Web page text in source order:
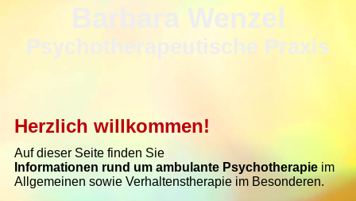
Barbara Wenzel
Psychotherapeutische Praxis
Herzlich willkommen!
Auf dieser Seite finden Sie
Informationen rund um ambulante Psychotherapie im
Allgemeinen sowieVerhaltenstherapie im Besonderen.